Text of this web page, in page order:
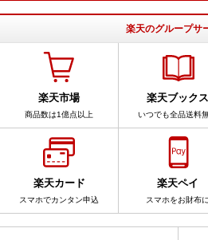
楽天のグループサ
楽天市場
商品数は1億点以上
楽天ブックス
いつでも全品送料
楽天カード
スマホでカンタン申込
楽天ペイ
スマホをお財布に